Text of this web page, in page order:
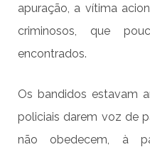
apuração, a vítima
criminosos, que
encontrados.
Os bandidos estavam
policiais darem voz de
não obedecem, à